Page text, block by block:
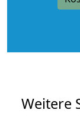
Weitere